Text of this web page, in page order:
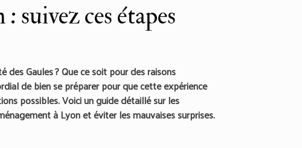
suivez ces étapes
Gaules ? Que ce soit pour des raisons
de bien se préparer pour que cette expérience
possibles. Voici un guide détaillé sur les
à Lyon et éviter les mauvaises surprises.